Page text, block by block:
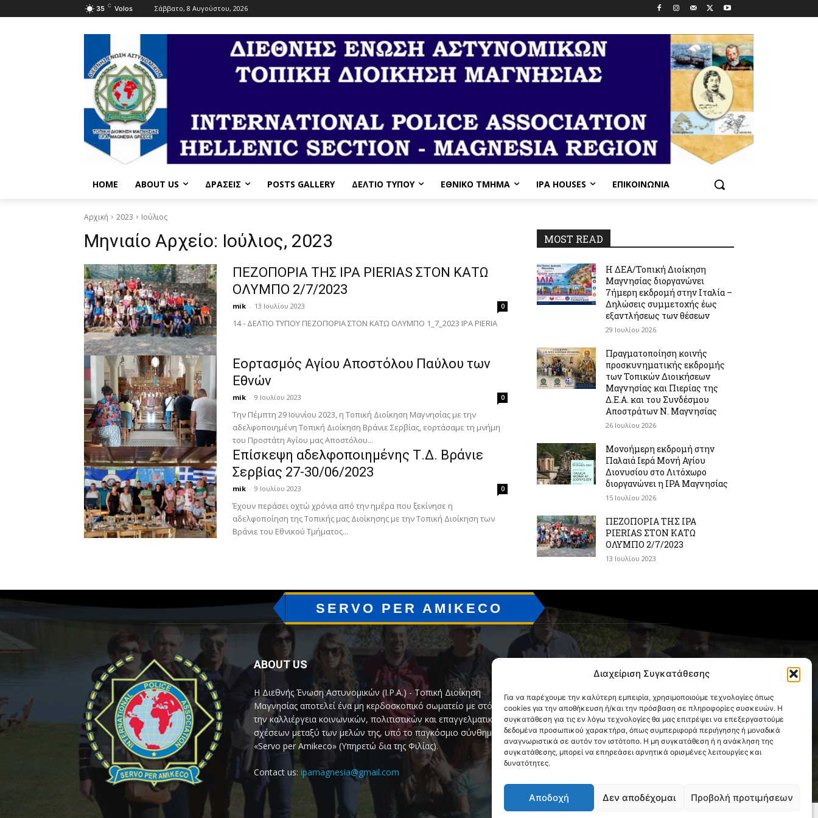
Διαχείριση Συγκατάθεσης
Για να παρέχουμε την καλύτερη εμπειρία, χρησιμοποιούμε τεχνολογίες όπως
cookies για την αποθήκευση ή/και την πρόσβαση σε πληροφορίες συσκευών. Η
συγκατάθεση για τις εν λόγω τεχνολογίες θα μας επιτρέψει να επεξεργαστούμε
δεδομένα προσωπικού χαρακτήρα, όπως συμπεριφορά περιήγησης ή μοναδικά
αναγνωριστικά σε αυτόν τον ιστότοπο. Η μη συγκατάθεση ή η ανάκληση της
συγκατάθεσης, μπορεί να επηρεάσει αρνητικά ορισμένες λειτουργίες και
δυνατότητες.
Αποδοχή Δεν αποδέχομαι Προβολή προτιμήσεων
35 C Volos Σάββατο, 8 Αυγούστου, 2026
HOME ABOUT US ΔΡΆΣΕΙΣ POSTS GALLERY ΔΕΛΤΙΟ ΤΥΠΟΥ ΕΘΝΙΚΌ ΤΜΉΜΑ IPA HOUSES ΕΠΙΚΟΙΝΩΝΊΑ
Αρχική 2023 Ιούλιος
Μηνιαίο Αρχείο: Ιούλιος, 2023
ΠΕΖΟΠΟΡΙΑ ΤΗΣ IPA PIERIAS ΣΤΟΝ ΚΑΤΩ
ΟΛΥΜΠΟ 2/7/2023
mik - 13 Ιουλίου 2023 0
14 - ΔΕΛΤΙΟ ΤΥΠΟΥ ΠΕΖΟΠΟΡΙΑ ΣΤΟΝ ΚΑΤΩ ΟΛΥΜΠΟ 1_7_2023 IPA PIERIA
Εορτασμός Αγίου Αποστόλου Παύλου των
Εθνών
mik - 9 Ιουλίου 2023 0
Την Πέμπτη 29 Ιουνίου 2023, η Τοπική Διοίκηση Μαγνησίας με την
αδελφοποιημένη Τοπική Διοίκηση Βράνιε Σερβίας, εορτάσαμε τη μνήμη
του Προστάτη Αγίου μας Αποστόλου...
Επίσκεψη αδελφοποιημένης Τ.Δ. Βράνιε
Σερβίας 27-30/06/2023
mik - 9 Ιουλίου 2023 0
Έχουν περάσει οχτώ χρόνια από την ημέρα που ξεκίνησε η
αδελφοποίηση της Τοπικής μας Διοίκησης με την Τοπική Διοίκηση των
Βράνιε του Εθνικού Τμήματος...
MOST READ
Η ΔΕΑ/Τοπική Διοίκηση
Μαγνησίας διοργανώνει
7ήμερη εκδρομή στην Ιταλία –
Δηλώσεις συμμετοχής έως
εξαντλήσεως των θέσεων
29 Ιουλίου 2026
Πραγματοποίηση κοινής
προσκυνηματικής εκδρομής
των Τοπικών Διοικήσεων
Μαγνησίας και Πιερίας της
Δ.Ε.Α. και του Συνδέσμου
Αποστράτων Ν. Μαγνησίας
26 Ιουλίου 2026
Μονοήμερη εκδρομή στην
Παλαιά Ιερά Μονή Αγίου
Διονυσίου στο Λιτόχωρο
διοργανώνει η IPA Μαγνησίας
15 Ιουλίου 2026
ΠΕΖΟΠΟΡΙΑ ΤΗΣ IPA
PIERIAS ΣΤΟΝ ΚΑΤΩ
ΟΛΥΜΠΟ 2/7/2023
13 Ιουλίου 2023
SERVO PER AMIKECO
ABOUT US
Η Διεθνής Ένωση Αστυνομικών (I.P.A.) - Τοπική Διοίκηση
Μαγνησίας αποτελεί ένα μη κερδοσκοπικό σωματείο με στόχο
την καλλιέργεια κοινωνικών, πολιτιστικών και επαγγελματικών
σχέσεων μεταξύ των μελών της, υπό το παγκόσμιο σύνθημα
«Servo per Amikeco» (Υπηρετώ δια της Φιλίας).
Contact us: ipamagnesia@gmail.com